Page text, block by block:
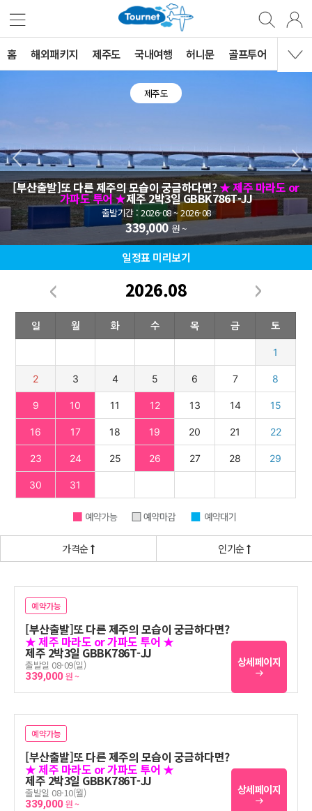
홈 해외패키지 제주도 국내여행 허니문 골프투어 MVG
제주도
[부산출발]또 다른 제주의 모습이 궁금하다면?★ 제주 마라도 or
가파도 투어 ★제주 2박3일 GBBK786T-JJ
출발기간 : 2026-08 ~ 2026-08
339,000원 ~
일정표 미리보기
2026.08
가격순 인기순
예약가능
[부산출발]또 다른 제주의 모습이 궁금하다면?
★ 제주 마라도 or 가파도 투어 ★
제주 2박3일 GBBK786T-JJ
출발일 08-09(일)
339,000원 ~
상세페이지
예약가능
[부산출발]또 다른 제주의 모습이 궁금하다면?
★ 제주 마라도 or 가파도 투어 ★
제주 2박3일 GBBK786T-JJ
출발일 08-10(월)
339,000원 ~
상세페이지